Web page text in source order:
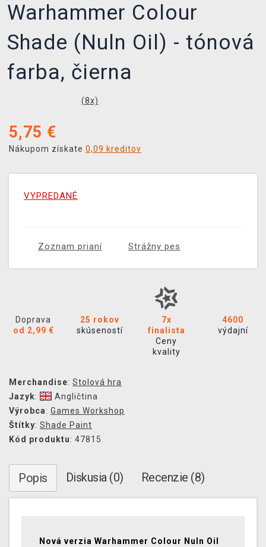
Warhammer Colour
Shade (Nuln Oil) - tónová
farba, čierna
(8x)
5,75 €
Nákupom získate 0,09 kreditov
VYPREDANÉ
Zoznam prianí Strážny pes
Doprava
od 2,99 €
25 rokov
skúseností
7x
finalista
Ceny
kvality
4600
výdajní
Merchandise: Stolová hra
Jazyk:
Angličtina
Výrobca: Games Workshop
Štítky: Shade Paint
Kód produktu: 47815
Popis Diskusia (0) Recenzie (8)
Nová verzia Warhammer Colour Nuln Oil